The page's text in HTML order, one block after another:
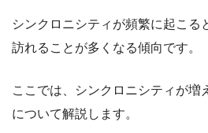
シンクロニシティが頻繁に起こる
訪れることが多くなる傾向です。
ここでは、シンクロニシティが増
について解説します。